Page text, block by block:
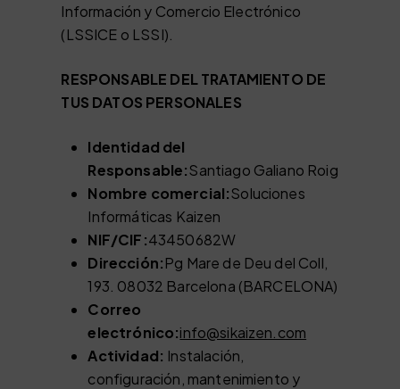
Información y Comercio Electrónico
(LSSICE o LSSI).
RESPONSABLE DEL TRATAMIENTO DE
TUS DATOS PERSONALES
Identidad del
Responsable:Santiago Galiano Roig
Nombre comercial:Soluciones
Informáticas Kaizen
NIF/CIF:43450682W
Dirección:Pg Mare de Deu del Coll,
193. 08032 Barcelona (BARCELONA)
Correo
electrónico:info@sikaizen.com
Actividad: Instalación,
configuración, mantenimiento y